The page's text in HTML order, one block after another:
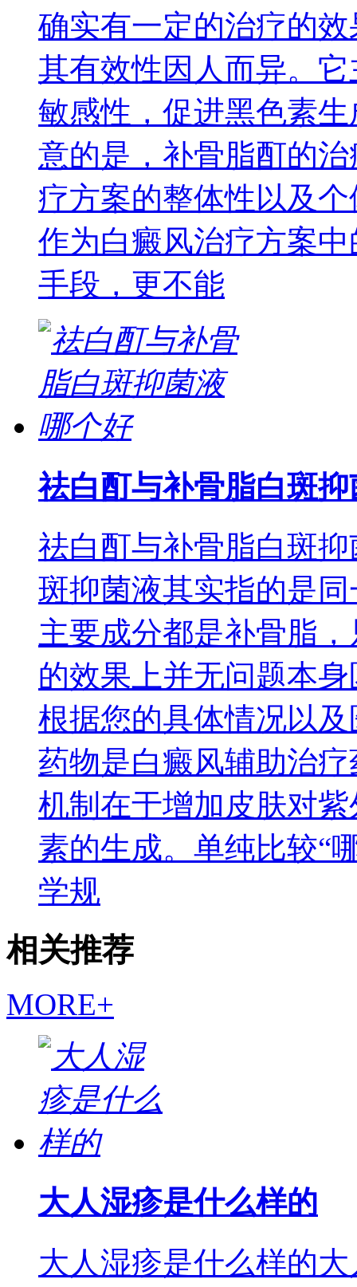
确实有一定的治疗的
其有效性因人而异。
敏感性，促进黑色素
意的是，补骨脂酊的
疗方案的整体性以及
作为白癜风治疗方案
手段，更不能
祛白酊与补骨脂白斑
祛白酊与补骨脂白斑
斑抑菌液其实指的是
主要成分都是补骨脂
的效果上并无问题本
根据您的具体情况以
药物是白癜风辅助治
机制在于增加皮肤对
素的生成。单纯比较“
学规
相关推荐
MORE+
大人湿疹是什么样的
大人湿疹是什么样的